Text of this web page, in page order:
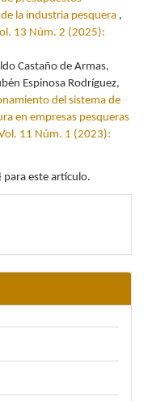
la industria pesquera ,
13 Núm. 2 (2025):
Castaño de Armas,
Espinosa Rodríguez,
del sistema de
en empresas pesqueras
11 Núm. 1 (2023):
para este artículo.